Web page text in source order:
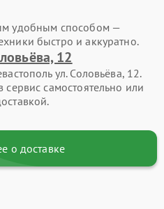
удобным способом —
быстро и аккуратно.
12
ул. Соловьёва, 12.
сервис самостоятельно или
о доставке